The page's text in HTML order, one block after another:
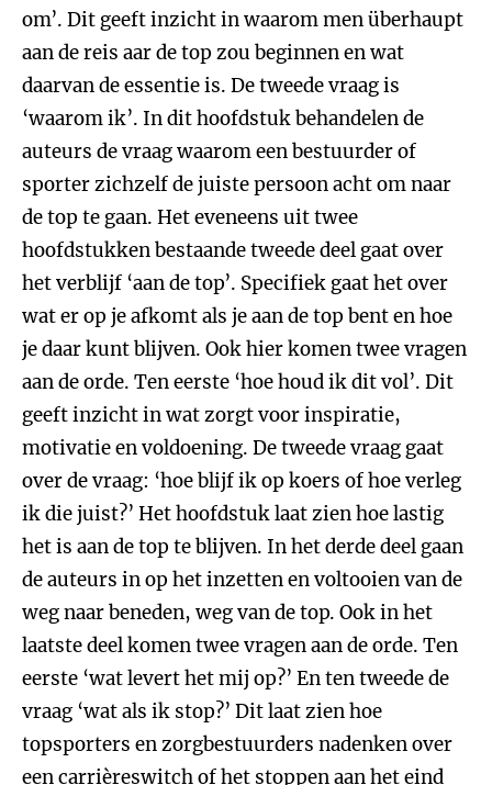
om’. Dit geeft inzicht in waarom men überhaupt
aan de reis aar de top zou beginnen en wat
daarvan de essentie is. De tweede vraag is
‘waarom ik’. In dit hoofdstuk behandelen de
auteurs de vraag waarom een bestuurder of
sporter zichzelf de juiste persoon acht om naar
de top te gaan. Het eveneens uit twee
hoofdstukken bestaande tweede deel gaat over
het verblijf ‘aan de top’. Specifiek gaat het over
wat er op je afkomt als je aan de top bent en hoe
je daar kunt blijven. Ook hier komen twee vragen
aan de orde. Ten eerste ‘hoe houd ik dit vol’. Dit
geeft inzicht in wat zorgt voor inspiratie,
motivatie en voldoening. De tweede vraag gaat
over de vraag: ‘hoe blijf ik op koers of hoe verleg
ik die juist?’ Het hoofdstuk laat zien hoe lastig
het is aan de top te blijven. In het derde deel gaan
de auteurs in op het inzetten en voltooien van de
weg naar beneden, weg van de top. Ook in het
laatste deel komen twee vragen aan de orde. Ten
eerste ‘wat levert het mij op?’ En ten tweede de
vraag ‘wat als ik stop?’ Dit laat zien hoe
topsporters en zorgbestuurders nadenken over
een carrièreswitch of het stoppen aan het eind